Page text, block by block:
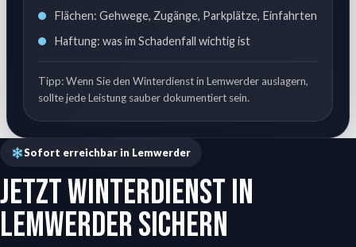
Flächen: Gehwege, Zugänge, Parkplätze, Einfahrten
Haftung: was im Schadenfall wichtig ist
Tipp: Wenn Sie den Winterdienst in Lemwerder auslagern,
sollte jede Leistung sauber dokumentiert sein.
Sofort erreichbar in Lemwerder
Jetzt Winterdienst in
Lemwerder sichern